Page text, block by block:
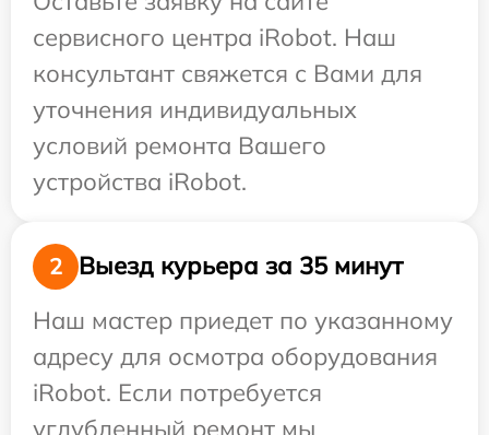
сервисного центра iRobot. Наш
консультант свяжется с Вами для
уточнения индивидуальных
условий ремонта Вашего
устройства iRobot.
2
Выезд курьера за 35 минут
Наш мастер приедет по указанному
адресу для осмотра оборудования
iRobot. Если потребуется
углубленный ремонт мы